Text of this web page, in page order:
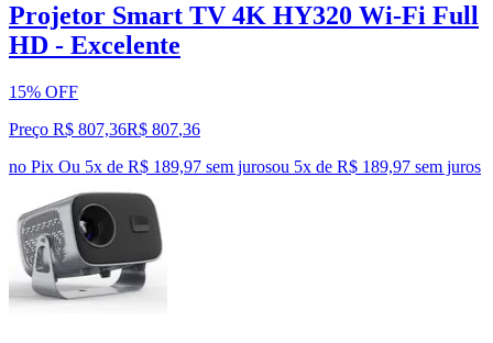
Projetor Smart TV 4K HY320 Wi-Fi Full
HD - Excelente
15% OFF
Preço R$ 807,36R$ 807,36
no Pix Ou 5x de R$ 189,97 sem jurosou 5x de R$ 189,97 sem juros